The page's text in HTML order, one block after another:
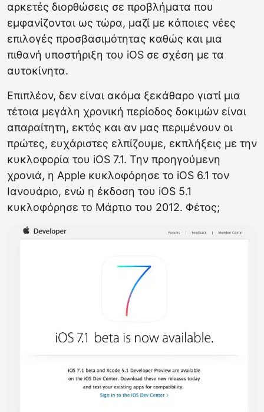
αρκετές διορθώσεις σε προβλήματα που
εμφανίζονται ως τώρα, μαζί με κάποιες νέες
επιλογές προσβασιμότητας καθώς και μια
πιθανή υποστήριξη του iOS σε σχέση με τα
αυτοκίνητα.
Επιπλέον, δεν είναι ακόμα ξεκάθαρο γιατί μια
τέτοια μεγάλη χρονική περίοδος δοκιμών είναι
απαραίτητη, εκτός και αν μας περιμένουν οι
πρώτες, ευχάριστες ελπίζουμε, εκπλήξεις με την
κυκλοφορία του iOS 7.1. Την προηγούμενη
χρονιά, η Apple κυκλοφόρησε το iOS 6.1 τον
Ιανουάριο, ενώ η έκδοση του iOS 5.1
κυκλοφόρησε το Μάρτιο του 2012. Φέτος;